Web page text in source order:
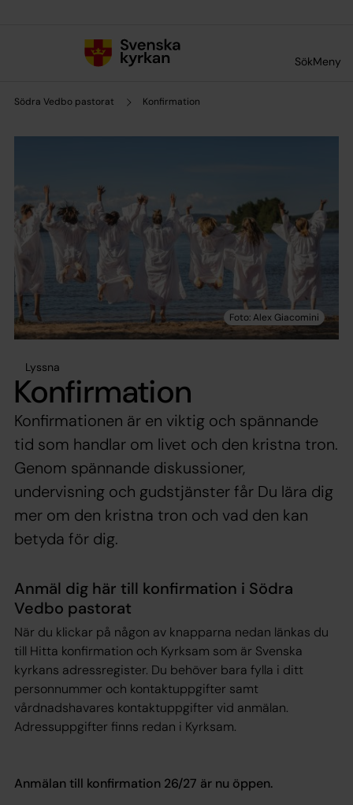
SökMeny
Södra Vedbo pastorat Konfirmation
Lyssna
Konfirmation
Konfirmationen är en viktig och spännande
tid som handlar om livet och den kristna tron.
Genom spännande diskussioner,
undervisning och gudstjänster får Du lära dig
mer om den kristna tron och vad den kan
betyda för dig.
Anmäl dig här till konfirmation i Södra
Vedbo pastorat
När du klickar på någon av knapparna nedan länkas du
till Hitta konfirmation och Kyrksam som är Svenska
kyrkans adressregister. Du behöver bara fylla i ditt
personnummer och kontaktuppgifter samt
vårdnadshavares kontaktuppgifter vid anmälan.
Adressuppgifter finns redan i Kyrksam.
Anmälan till konfirmation 26/27 är nu öppen.